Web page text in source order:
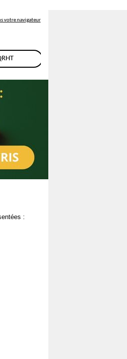
votre navigateur
: